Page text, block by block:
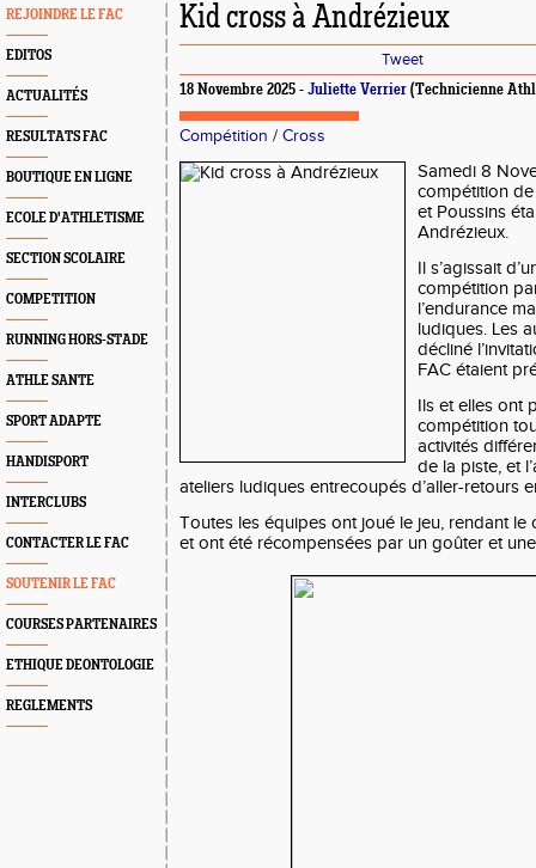
REJOINDRE LE FAC
EDITOS
ACTUALITÉS
RESULTATS FAC
BOUTIQUE EN LIGNE
ECOLE D'ATHLETISME
SECTION SCOLAIRE
COMPETITION
RUNNING HORS-STADE
ATHLE SANTE
SPORT ADAPTE
HANDISPORT
INTERCLUBS
CONTACTER LE FAC
SOUTENIR LE FAC
COURSES PARTENAIRES
ETHIQUE DEONTOLOGIE
REGLEMENTS
Kid cross à Andrézieux
Tweet
18 Novembre 2025 - Juliette Verrier (Technicienne
Compétition / Cross
Samedi 8
compétition
et Poussins
Andrézieux.
Il s’agissait
compétition
l’endurance
ludiques. Les
décliné
FAC étaient
Ils et elles ont
compétition
activités
de la piste, et
ateliers ludiques entrecoupés d’aller-retours
Toutes les équipes ont joué le jeu, rendant le
et ont été récompensées par un goûter et